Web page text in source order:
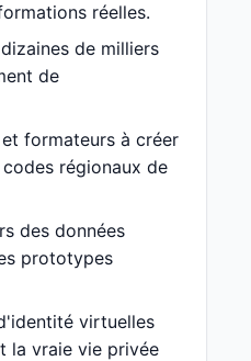
réelles.
de milliers
de
formateurs à créer
régionaux de
des données
prototypes
virtuelles
la vraie vie privée